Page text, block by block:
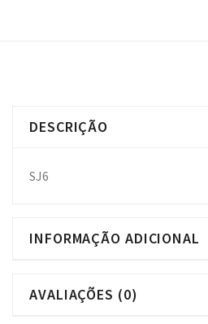
DESCRIÇÃO
SJ6
INFORMAÇÃO ADICIONAL
AVALIAÇÕES (0)